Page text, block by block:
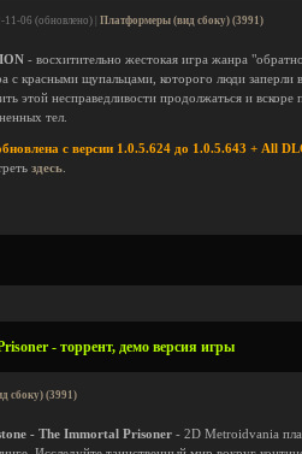
11-06 (обновлено) | Платформеры (вид сбоку) (3991)
- восхитительно жестокая игра жанра
с красными щупальцами, которого люди заперли
этой несправедливости продолжаться и
тел.
с версии 1.0.5.624 до 1.0.5.643 + All
здесь
- торрент, демо версия игры
сбоку) (3991)
- The Immortal Prisoner - 2D Metroidvania